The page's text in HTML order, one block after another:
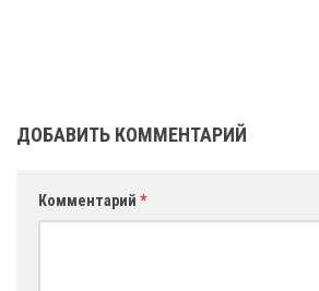
ДОБАВИТЬ КОММЕНТАРИЙ
Комментарий *